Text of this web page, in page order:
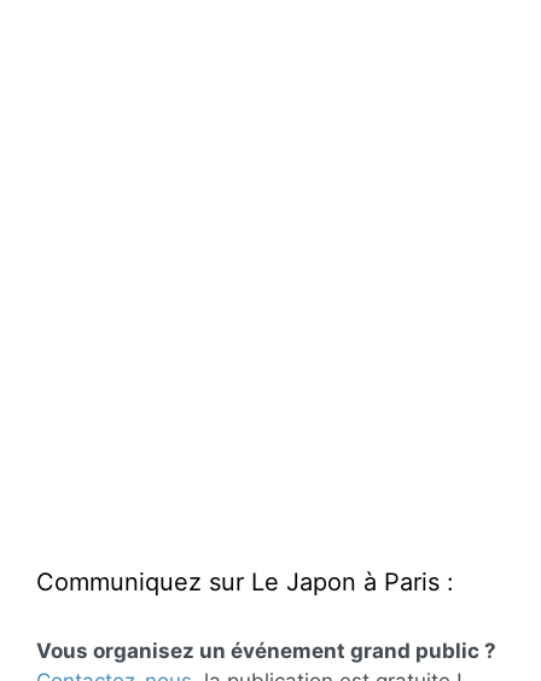
Communiquez sur Le Japon à Paris :
Vous organisez un événement grand public ?